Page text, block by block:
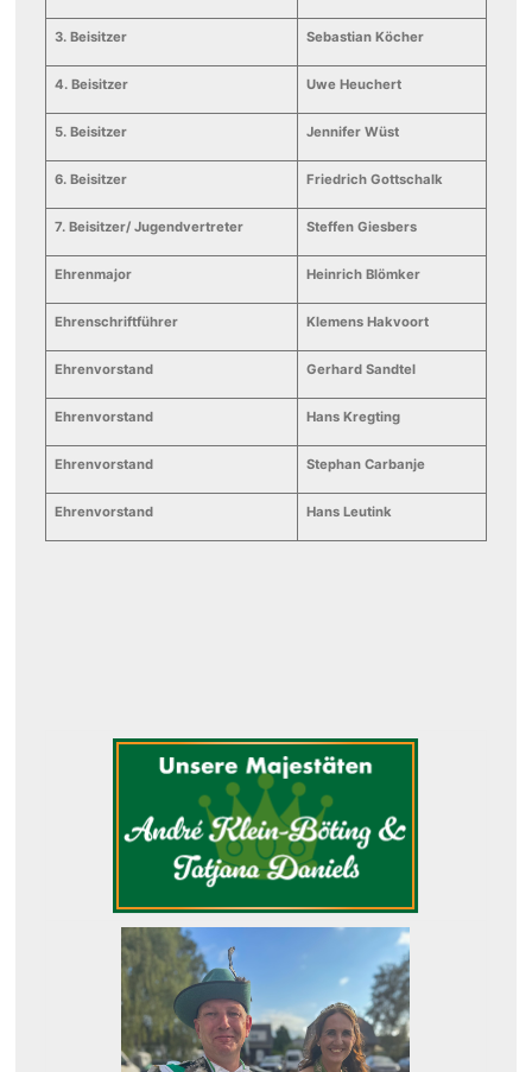
3. Beisitzer Sebastian Köcher
4. Beisitzer Uwe Heuchert
5. Beisitzer Jennifer Wüst
6. Beisitzer Friedrich Gottschalk
7. Beisitzer/ Jugendvertreter Steffen Giesbers
Ehrenmajor Heinrich Blömker
Ehrenschriftführer Klemens Hakvoort
Ehrenvorstand Gerhard Sandtel
Ehrenvorstand Hans Kregting
Ehrenvorstand Stephan Carbanje
Ehrenvorstand Hans Leutink